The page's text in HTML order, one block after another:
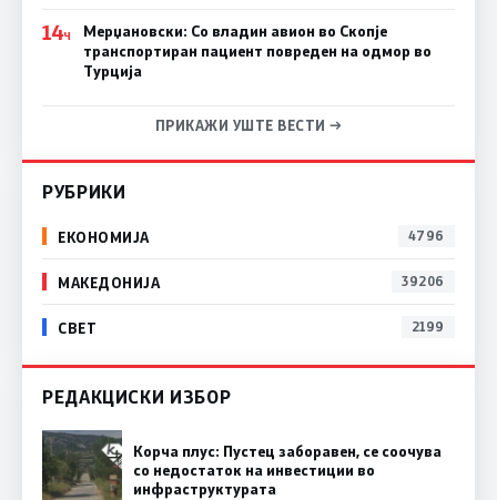
14Ч
Мерџановски: Со владин авион во Скопје
транспортиран пациент повреден на одмор во
Турција
ПРИКАЖИ УШТЕ ВЕСТИ →
РУБРИКИ
ЕКОНОМИЈА 4796
МАКЕДОНИЈА 39206
СВЕТ 2199
РЕДАКЦИСКИ ИЗБОР
Корча плус: Пустец заборавен, се соочува
со недостаток на инвестиции во
инфраструктурата